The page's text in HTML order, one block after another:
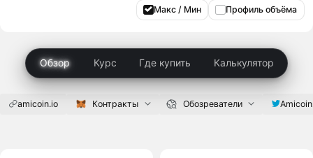
Макс / Мин Профиль объёма
Обзор Курс Где купить Калькулятор
amicoin.io Контракты Обозреватели